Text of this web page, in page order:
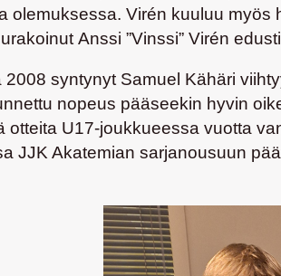
olemuksessa. Virén kuuluu
Anssi ”Vinssi” Virén
2008 syntynytSamuel Kähäri
nopeus pääseekin hyvin
otteita U17-joukkueessa vuotta
JJK Akatemian sarjanousuun